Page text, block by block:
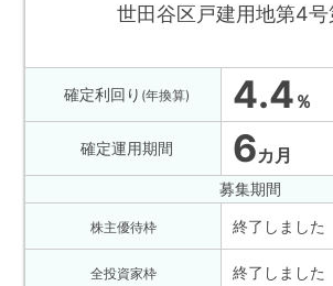
産
OwnersBook
世田谷区戸建用地第4号
確定利回り (年換算) 4.4 ％
確定運用期間 6カ月
募集期間
株主優待枠
全投資家枠
終了しました
終了しました